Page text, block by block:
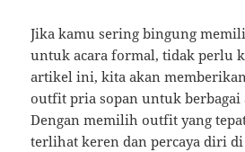
Jika kamu sering bingung
untuk acara formal, tidak perlu
artikel ini, kita akan
outfit pria sopan untuk berbagai
Dengan memilih outfit yang
terlihat keren dan percaya diri di